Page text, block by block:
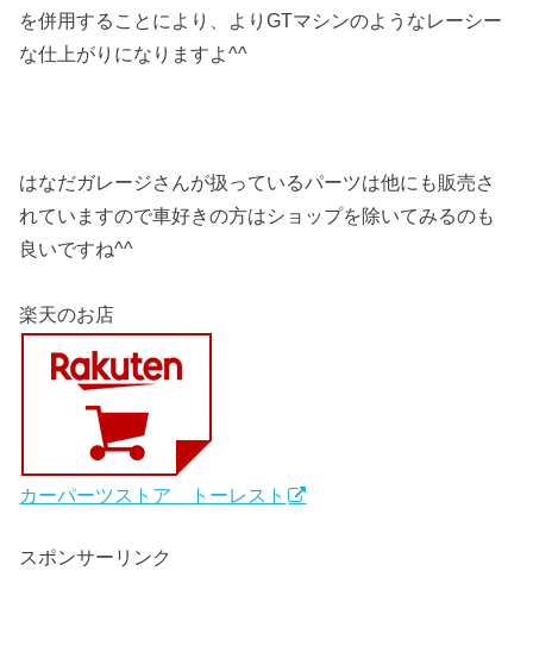
を併用することにより、よりGTマシンのようなレーシー
な仕上がりになりますよ^^
はなだガレージさんが扱っているパーツは他にも販売さ
れていますので車好きの方はショップを除いてみるのも
良いですね^^
楽天のお店
カーパーツストア トーレスト
スポンサーリンク